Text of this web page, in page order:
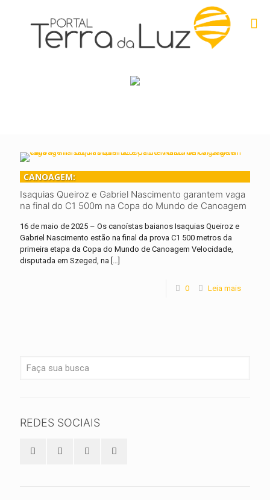
CANOAGEM:
Isaquias Queiroz e Gabriel Nascimento garantem vaga
na final do C1 500m na Copa do Mundo de Canoagem
16 de maio de 2025 – Os canoístas baianos Isaquias Queiroz e
Gabriel Nascimento estão na final da prova C1 500 metros da
primeira etapa da Copa do Mundo de Canoagem Velocidade,
disputada em Szeged, na
0 Leia mais
REDES SOCIAIS